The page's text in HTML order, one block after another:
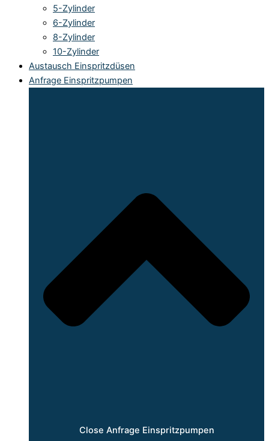
5-Zylinder
6-Zylinder
8-Zylinder
10-Zylinder
Austausch Einspritzdüsen
Anfrage Einspritzpumpen
Close Anfrage Einspritzpumpen